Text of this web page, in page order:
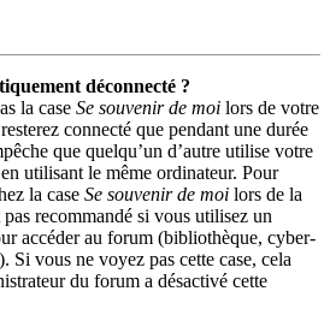
déconnecté ?
la case Se souvenir de moi lors de votre
connecté que pendant une durée
que quelqu’un d’autre utilise votre
utilisant le même ordinateur. Pour
la case Se souvenir de moi lors de la
recommandé si vous utilisez un
accéder au forum (bibliothèque, cyber-
Si vous ne voyez pas cette case, cela
du forum a désactivé cette